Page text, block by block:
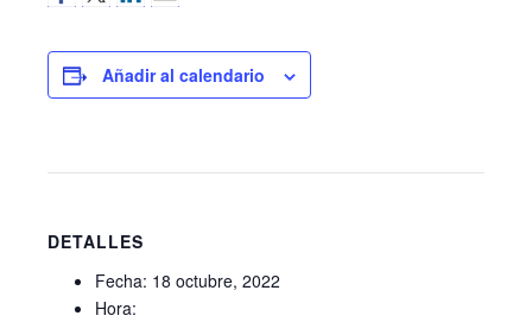
Añadir al calendario
DETALLES
Fecha: 18 octubre, 2022
Hora: